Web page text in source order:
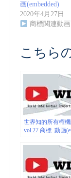
画(embedded)
2020年4月27日
商標関連動画
こちら
世界知的所有権
vol.27 商標_動画